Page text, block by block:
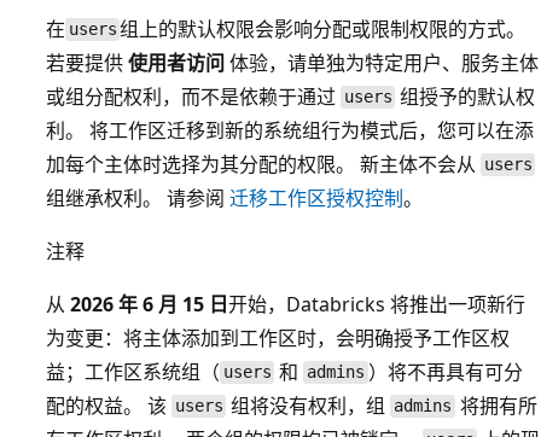
在 users 组上的默认权限会影响分配或限制权限的方式。
若要提供使用者访问体验，请单独为特定用户、服务主体
或组分配权利，而不是依赖于通过 users 组授予的默认权
利。 将工作区迁移到新的系统组行为模式后，您可以在添
加每个主体时选择为其分配的权限。 新主体不会从 users
组继承权利。 请参阅 迁移工作区授权控制。
注释
从 2026 年 6 月 15 日开始，Databricks 将推出一项新行
为变更：将主体添加到工作区时，会明确授予工作区权
益；工作区系统组（ users 和 admins ）将不再具有可分
配的权益。 该 users 组将没有权利，组 admins 将拥有所